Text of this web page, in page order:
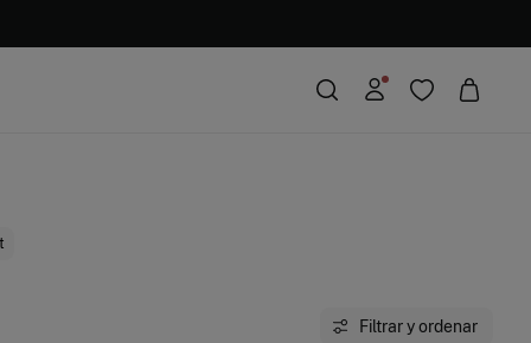
Filtrar y ordenar